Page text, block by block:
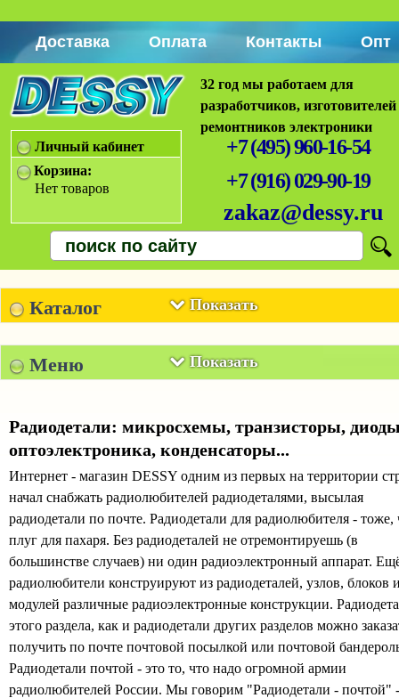
Доставка Оплата Контакты Опт
32 год мы работаем для
разработчиков,
ремонтников электроники
+7 (495) 960-16-54
+7 (916) 029-90-19
zakaz@dessy.ru
Личный кабинет
Корзина:
Нет товаров
Показать
Каталог
Показать
Меню
Радиодетали: микросхемы, транзисторы,
оптоэлектроника, конденсаторы...
Интернет - магазин DESSY одним из первых на территории
начал снабжать радиолюбителей радиодеталями, высылая
радиодетали по почте. Радиодетали для радиолюбителя - тоже,
плуг для пахаря. Без радиодеталей не отремонтируешь (в
большинстве случаев) ни один радиоэлектронный аппарат.
радиолюбители конструируют из радиодеталей, узлов, блоков
модулей различные радиоэлектронные конструкции.
этого раздела, как и радиодетали других разделов можно
получить по почте почтовой посылкой или почтовой
Радиодетали почтой - это то, что надо огромной армии
радиолюбителей России. Мы говорим "Радиодетали - почтой" -